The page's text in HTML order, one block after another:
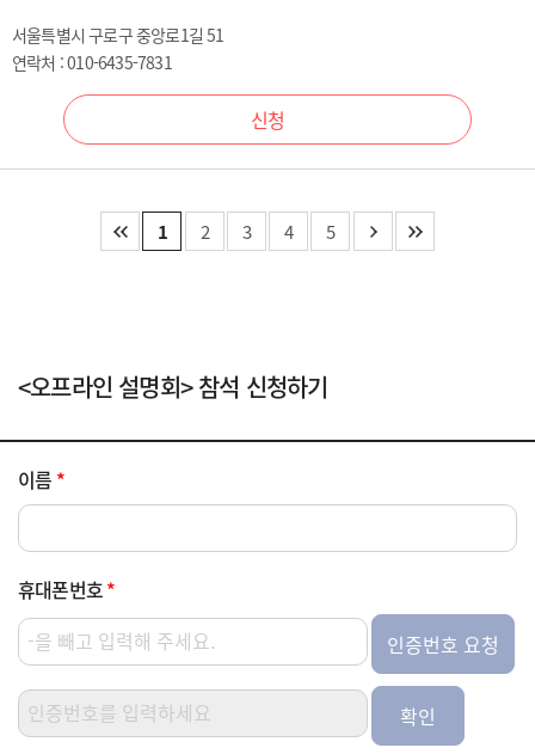
서울특별시 구로구 중앙로1길 51
연락처 : 010-6435-7831
신청
1 2 3 4 5
<오프라인 설명회> 참석 신청하기
이름 *
휴대폰번호*
인증번호 요청
확인